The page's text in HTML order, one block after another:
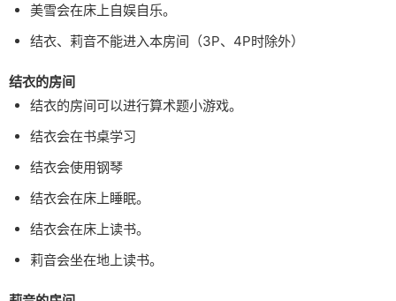
美雪会在床上自娱自乐。
结衣、莉音不能进入本房间（3P、4P时除外）
结衣的房间
结衣的房间可以进行算术题小游戏。
结衣会在书桌学习
结衣会使用钢琴
结衣会在床上睡眠。
结衣会在床上读书。
莉音会坐在地上读书。